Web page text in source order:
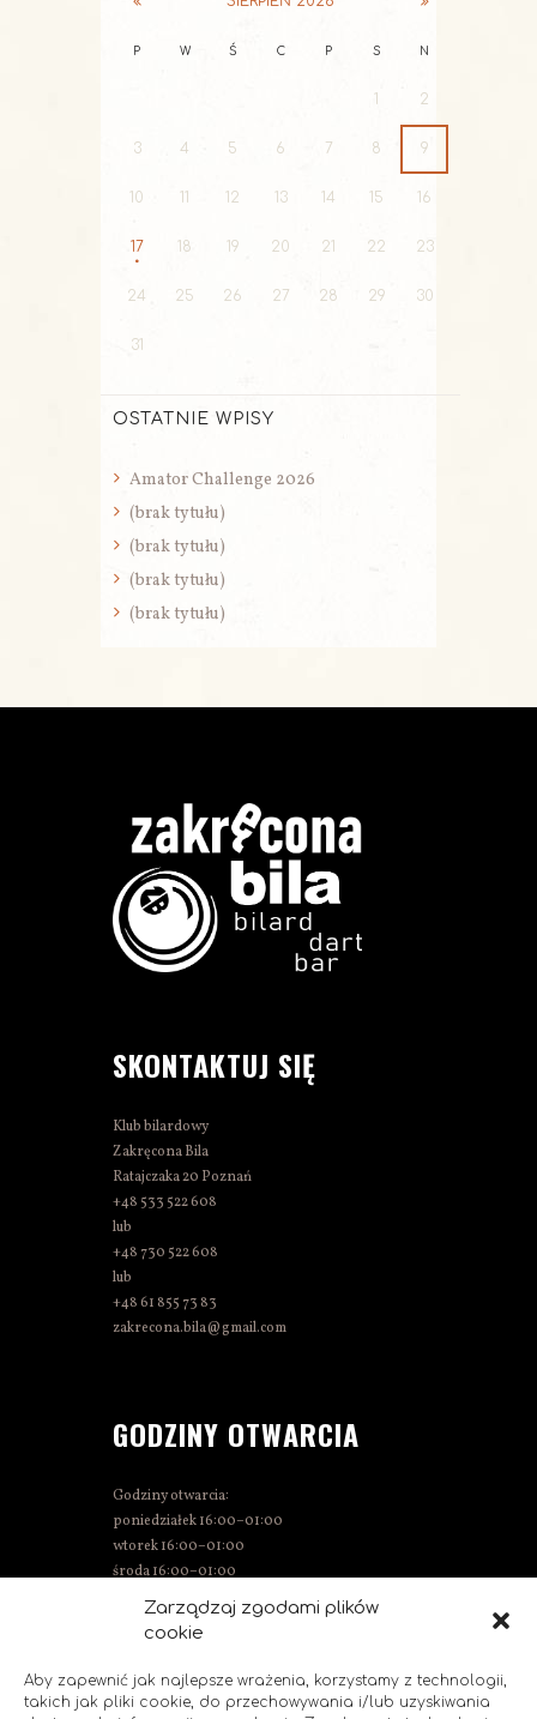
Zarządzaj zgodami plików
cookie
Aby zapewnić jak najlepsze wrażenia, korzystamy z technologii,
takich jak pliki cookie, do przechowywania i/lub uzyskiwania
P W Ś C P S N
1 2
3 4 5 6 7 8 9
10 11 12 13 14 15 16
17 18 19 20 21 22 23
24 25 26 27 28 29 30
31
OSTATNIE WPISY
Amator Challenge 2026
(brak tytułu)
(brak tytułu)
(brak tytułu)
(brak tytułu)
SKONTAKTUJ SIĘ
Klub bilardowy
Zakręcona Bila
Ratajczaka 20 Poznań
+48 533 522 608
lub
+48 730 522 608
lub
+48 61 855 73 83
zakrecona.bila@gmail.com
GODZINY OTWARCIA
Godziny otwarcia:
poniedziałek 16:00–01:00
wtorek 16:00–01:00
środa 16:00–01:00
czwartek 15:00–01:00
piątek 15:00–02:00
niedziela 14:00–00:00